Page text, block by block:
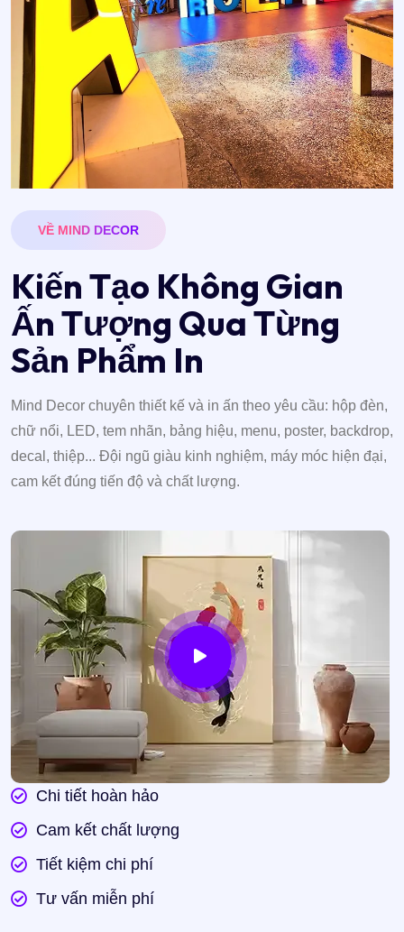
VỀ MIND DECOR
KiếnTạo Không Gian
ẤnTượng QuaTừng
Sản Phẩm In
Mind Decor chuyên thiết kế và in ấn theo yêu cầu: hộp đèn,
chữ nổi, LED, tem nhãn, bảng hiệu, menu, poster, backdrop,
decal, thiệp... Đội ngũ giàu kinh nghiệm, máy móc hiện đại,
cam kết đúng tiến độ và chất lượng.
Chi tiết hoàn hảo
Cam kết chất lượng
Tiết kiệm chi phí
Tư vấn miễn phí